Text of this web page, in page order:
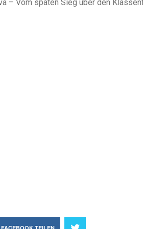
– Vom späten Sieg über den